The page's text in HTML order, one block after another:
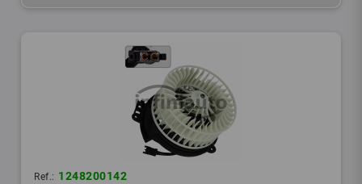
Ref.: 1248200142